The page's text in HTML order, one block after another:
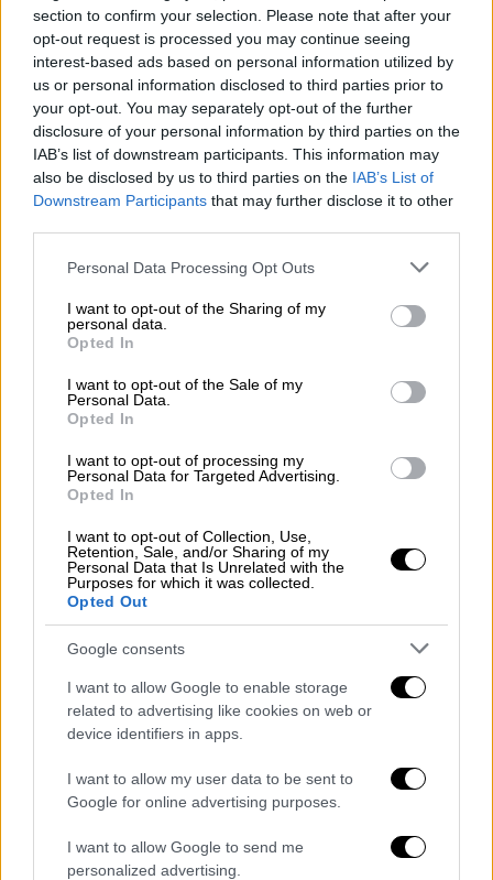
section to confirm your selection. Please note that after your
opt-out request is processed you may continue seeing
interest-based ads based on personal information utilized by
us or personal information disclosed to third parties prior to
your opt-out. You may separately opt-out of the further
disclosure of your personal information by third parties on the
IAB’s list of downstream participants. This information may
also be disclosed by us to third parties on the IAB’s List of
Downstream Participants that may further disclose it to other
Please note that this website/app uses one or more Google
not limited to your visit or usage behaviour. You may click to
grant or deny consent to Google and its third-party tags to
use your data for below specified purposes in below Google
consent section.
Personal Data Processing Opt Outs
I want to opt-out of the Sharing of my
personal data.
Opted In
I want to opt-out of the Sale of my
Personal Data.
Opted In
I want to opt-out of processing my
Personal Data for Targeted Advertising.
Opted In
I want to opt-out of Collection, Use,
Retention, Sale, and/or Sharing of my
Personal Data that Is Unrelated with the
Purposes for which it was collected.
Opted Out
Google consents
I want to allow Google to enable storage
related to advertising like cookies on web or
device identifiers in apps.
I want to allow my user data to be sent to
Google for online advertising purposes.
I want to allow Google to send me
personalized advertising.
κατηγορούν τον Τραμπ ότι είχε ως κύριο
κίνητρο την πιθανότητα φορολογικής
ελάφρυνσης.
Η Harrington ανέβασε αργότερα στοTwitter
τον πλήρη φορολογικό κώδικα τουΝιου
Τζέρσεϊγια τη γη τουνεκροταφείου . Ενώ
δεν υπάρχει καμία πρόβλεψη για την
ποσότητα των ανθρώπινων λειψάνων που
είναι απαραίτητη προκειμένου να τύχει της
μεγαλύτερων αειθαλών συνθέσεων,
λουλουδιών και άλλων παρόμοιων ειδών
φορολογούνται.
Ενώ δήλωσε ότι εξεπλάγη για τις
φορολογικές προτάσεις, κατηγόρησε επίσης
Ντόναλντ Τραμπότι έθαψε τη σύζυγό
του σε «κάτι περισσότερο από έναν τάφο
φτωχού» και ως αποτέλεσμα να ντροπιάσει
τα τρία παιδιά που είχαν μαζί, την
Ιβάνκα
Ντον Τζούνιορ και τον Έρικ
Προηγούμενες αναφορές έδειξαν ότι ο
πρώην σύζυγος της Ιβάνα σχεδίαζε να
κατασκευάσει διαφορετικούς τύπους
νεκροταφείου στο γήπεδο γκολφ του
Ο αμερικανικός δημόσιος ραδιοφωνικός
σταθμός NPR ανέφερε το 2012 υπό τον
διαδικτυακό τίτλο «Fairway to Heaven» ότι ο